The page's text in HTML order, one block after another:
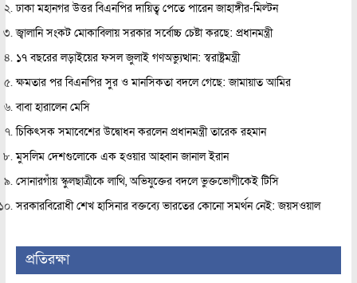
ঢাকা মহানগর উত্তর বিএনপির দায়িত্ব পেতে পারেন জাহাঙ্গীর-মিল্টন
জ্বালানি সংকট মোকাবিলায় সরকার সর্বোচ্চ চেষ্টা করছে: প্রধানমন্ত্রী
১৭ বছরের লড়াইয়ের ফসল জুলাই গণঅভ্যুত্থান: স্বরাষ্ট্রমন্ত্রী
ক্ষমতার পর বিএনপির সুর ও মানসিকতা বদলে গেছে: জামায়াত আমির
বাবা হারালেন মেসি
চিকিৎসক সমাবেশের উদ্বোধন করলেন প্রধানমন্ত্রী তারেক রহমান
মুসলিম দেশগুলোকে এক হওয়ার আহ্বান জানাল ইরান
সোনারগাঁয় স্কুলছাত্রীকে লাথি, অভিযুক্তের বদলে ভুক্তভোগীকেই টিসি
সরকারবিরোধী শেখ হাসিনার বক্তব্যে ভারতের কোনো সমর্থন নেই: জয়সওয়াল
প্রতিরক্ষা